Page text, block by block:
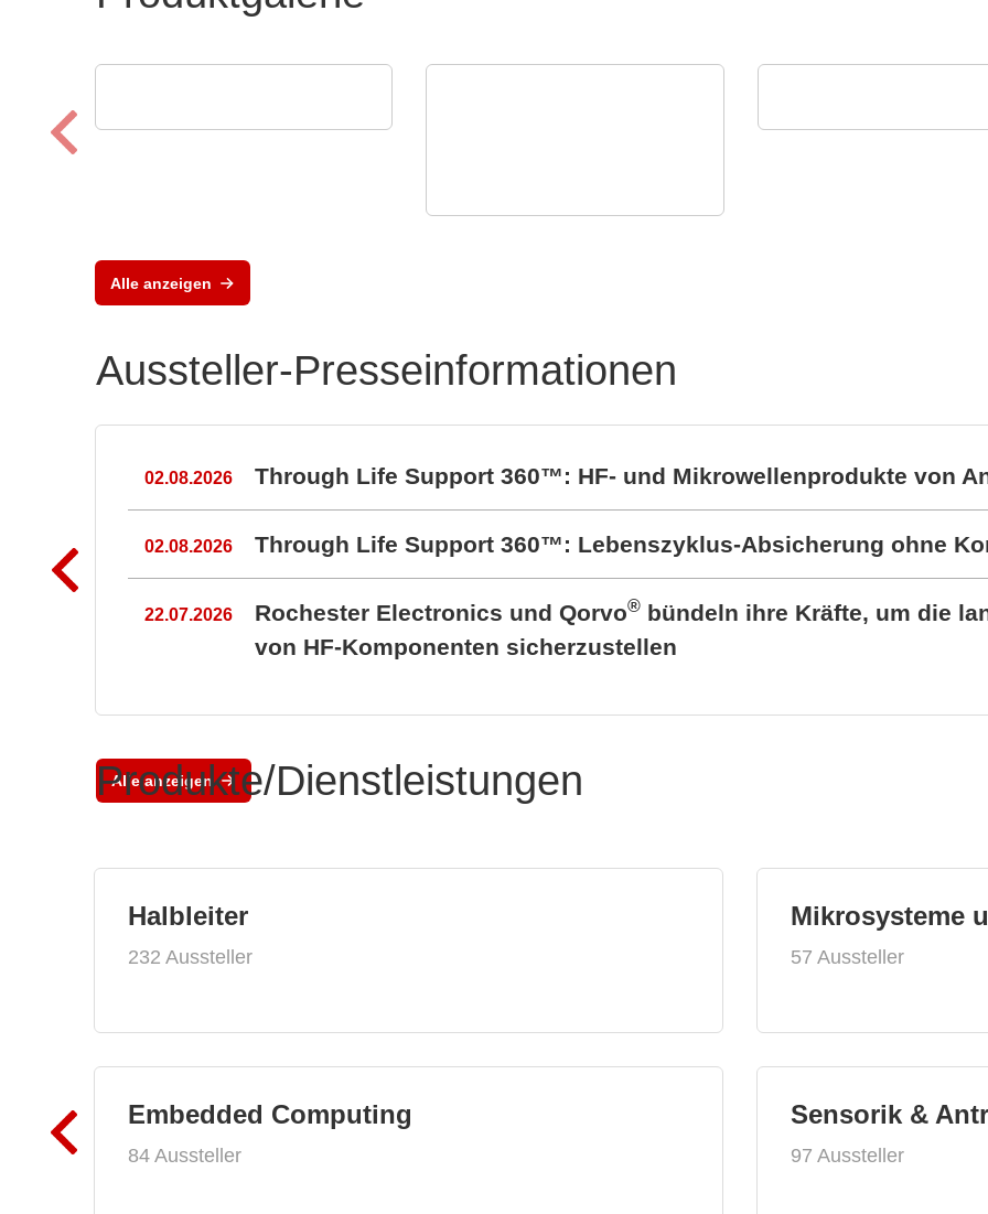
Alle anzeigen
Aussteller-Presseinformationen
02.08.2026 Through Life Support 360™: HF- und Mikrowellenprodukte von
02.08.2026 Through Life Support 360™: Lebenszyklus-Absicherung ohne
22.07.2026 Rochester Electronics und Qorvo® bündeln ihre Kräfte, um die
von HF-Komponenten sicherzustellen
Alle anzeigen
Produkte/Dienstleistungen
Halbleiter
232 Aussteller
Embedded Computing
84 Aussteller
Mikrosysteme
57 Aussteller
Sensorik &
97 Aussteller